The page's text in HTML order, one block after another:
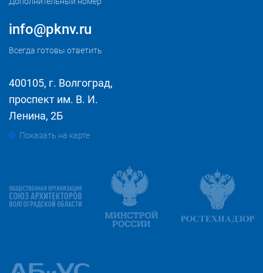
info@pknv.ru
Всегда готовы ответить
400105, г. Волгоград,
проспект им. В. И.
Ленина, 2Б
Показать на карте